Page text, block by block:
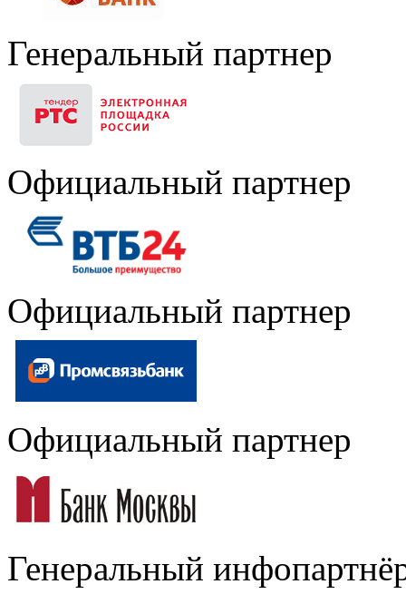
Генеральный партнер
Официальный партнер
Официальный партнер
Официальный партнер
Генеральный